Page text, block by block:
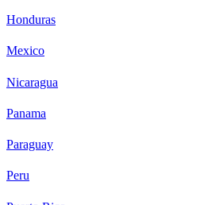
Honduras
Mexico
Nicaragua
Panama
Paraguay
Peru